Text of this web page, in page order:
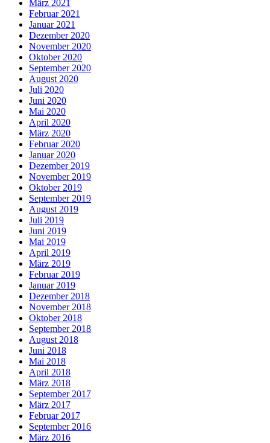
März 2021
Februar 2021
Januar 2021
Dezember 2020
November 2020
Oktober 2020
September 2020
August 2020
Juli 2020
Juni 2020
Mai 2020
April 2020
März 2020
Februar 2020
Januar 2020
Dezember 2019
November 2019
Oktober 2019
September 2019
August 2019
Juli 2019
Juni 2019
Mai 2019
April 2019
März 2019
Februar 2019
Januar 2019
Dezember 2018
November 2018
Oktober 2018
September 2018
August 2018
Juni 2018
Mai 2018
April 2018
März 2018
September 2017
März 2017
Februar 2017
September 2016
März 2016